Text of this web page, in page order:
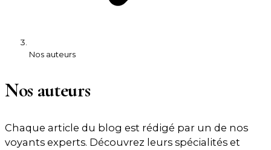
Nos auteurs
Nos auteurs
Chaque article du blog est rédigé par un de nos
voyants experts. Découvrez leurs spécialités et